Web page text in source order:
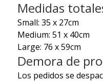
Medidas
Small: 35 x 27cm
Medium: 51 x 40cm
Large: 76 x 59cm
Demora de
Los pedidos se